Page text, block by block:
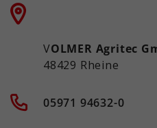
VOLMER Agritec
48429 Rheine
05971 94632-0